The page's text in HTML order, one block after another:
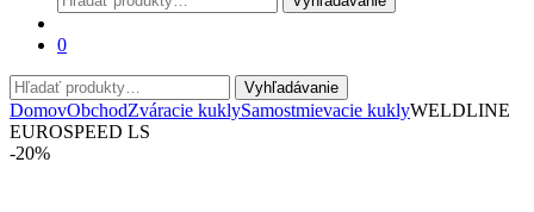
0
Hľadať:
Vyhľadávanie
DomovObchodZváracie kuklySamostmievacie kuklyWELDLINE
EUROSPEED LS
-20%